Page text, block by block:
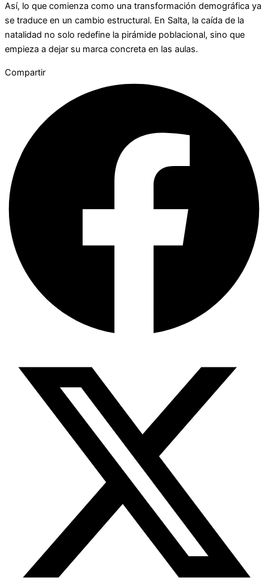
Así, lo que comienza como una transformación demográfica ya
se traduce en un cambio estructural. En Salta, la caída de la
natalidad no solo redefine la pirámide poblacional, sino que
empieza a dejar su marca concreta en las aulas.
Compartir